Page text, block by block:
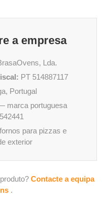
a empresa
Lda.
PT 514887117
Portugal
marca portuguesa
para pizzas e
exterior
Contacte a equipa
.